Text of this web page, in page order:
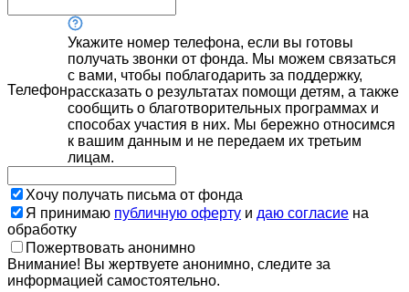
Телефон
Укажите номер телефона, если вы готовы
получать звонки от фонда. Мы можем связаться
с вами, чтобы поблагодарить за поддержку,
рассказать о результатах помощи детям, а также
сообщить о благотворительных программах и
способах участия в них. Мы бережно относимся
к вашим данным и не передаем их третьим
лицам.
Хочу получать письма от фонда
Я принимаю публичную оферту и даю согласие на
обработку
Пожертвовать анонимно
Внимание! Вы жертвуете анонимно, следите за
информацией самостоятельно.